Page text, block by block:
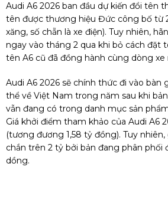
Audi A6 2026 ban đầu dự kiến đổi tên
tên được thương hiệu Đức công bố từ
xăng, số chẵn là xe điện). Tuy nhiên,
ngay vào tháng 2 qua khi bỏ cách đặt
tên A6 cũ đã đồng hành cùng dòng xe
Audi A6 2026 sẽ chính thức đi vào bàn
thể về Việt Nam trong năm sau khi
vẫn đang có trong danh mục sản
Giá khởi điểm tham khảo của Audi A6
(tương đương 1,58 tỷ đồng). Tuy
chắn trên 2 tỷ bởi bản đang phân phối
dồng.